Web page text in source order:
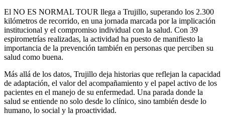
El NO ES NORMAL TOUR llega a Trujillo, superando los 2.300
kilómetros de recorrido, en una jornada marcada por la implicación
institucional y el compromiso individual con la salud. Con 39
espirometrías realizadas, la actividad ha puesto de manifiesto la
importancia de la prevención también en personas que perciben su
salud como buena.
Más allá de los datos, Trujillo deja historias que reflejan la capacidad
de adaptación, el valor del acompañamiento y el papel activo de los
pacientes en el manejo de su enfermedad. Una parada donde la
salud se entiende no solo desde lo clínico, sino también desde lo
humano, lo social y la proactividad.